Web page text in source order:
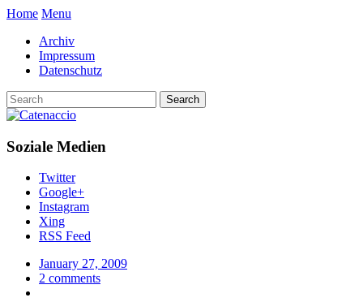
Home Menu
Archiv
Impressum
Datenschutz
Soziale Medien
Twitter
Google+
Instagram
Xing
RSS Feed
January 27, 2009
2 comments